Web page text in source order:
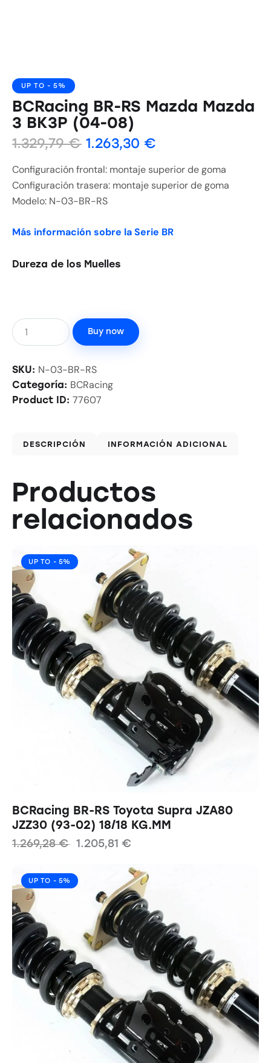
UP TO - 5%
BCRacing BR-RS Mazda Mazda
3 BK3P (04-08)
1.329,79€ 1.263,30 €
Configuración frontal: montaje superior de goma
Configuración trasera: montaje superior de goma
Modelo: N-03-BR-RS
Más información sobre la Serie BR
Dureza de los Muelles
Buy now
SKU: N-03-BR-RS
Categoría: BCRacing
Product ID: 77607
DESCRIPCIÓN INFORMACIÓN ADICIONAL
Productos
relacionados
UP TO - 5%
BCRacing BR-RS Toyota Supra JZA80
JZZ30 (93-02) 18/18 KG.MM
1.269,28€ 1.205,81 €
UP TO - 5%